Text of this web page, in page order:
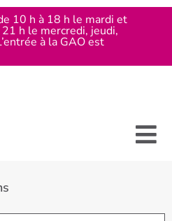
10 h à 18 h le mardi et
h le mercredi, jeudi,
à la GAO est